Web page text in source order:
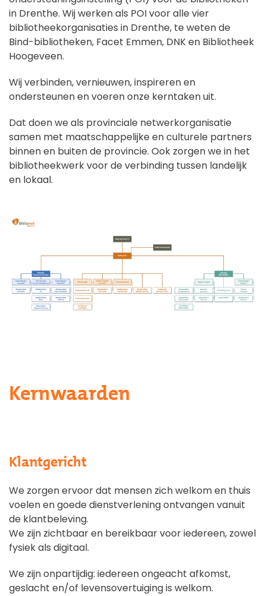
in Drenthe. Wij werken als POI voor alle vier
bibliotheekorganisaties in Drenthe, te weten de
Bind-bibliotheken, Facet Emmen, DNK en Bibliotheek
Hoogeveen.
Wij verbinden, vernieuwen, inspireren en
ondersteunen en voeren onze kerntaken uit.
Dat doen we als provinciale netwerkorganisatie
samen met maatschappelijke en culturele partners
binnen en buiten de provincie. Ook zorgen we in het
bibliotheekwerk voor de verbinding tussen landelijk
en lokaal.
Kernwaarden
Klantgericht
We zorgen ervoor dat mensen zich welkom en thuis
voelen en goede dienstverlening ontvangen vanuit
de klantbeleving.
We zijn zichtbaar en bereikbaar voor iedereen, zowel
fysiek als digitaal.
We zijn onpartijdig: iedereen ongeacht afkomst,
geslacht en/of levensovertuiging is welkom.